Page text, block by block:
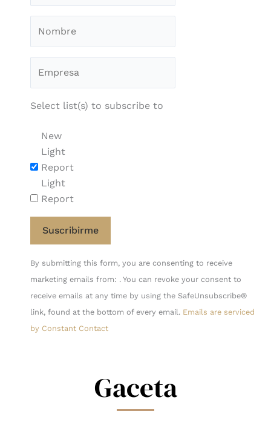
Select list(s) to subscribe to
New
Light
Report
Light
Report
Constant
Contact
Use.
Please
leave
By submitting this form, you are consenting to receive
marketing emails from: . You can revoke your consent to
receive emails at any time by using the SafeUnsubscribe®
link, found at the bottom of every email. Emails are serviced
by Constant Contact
Gaceta